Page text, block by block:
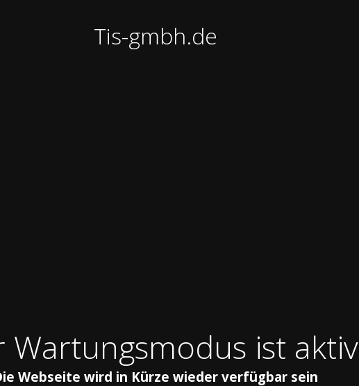
Tis-gmbh.de
Wartungsmodus ist aktiv
Webseite wird in Kürze wieder verfügbar sein